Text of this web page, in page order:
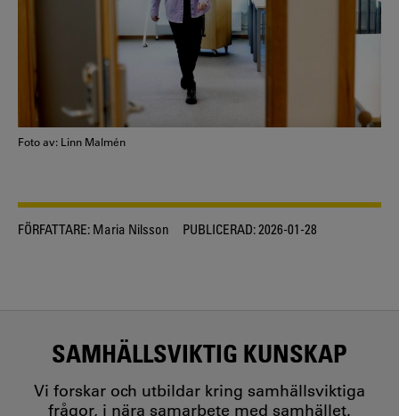
Foto av: Linn Malmén
FÖRFATTARE: Maria Nilsson PUBLICERAD:2026-01-28
SAMHÄLLSVIKTIG KUNSKAP
Vi forskar och utbildar kring samhällsviktiga
frågor, i nära samarbete med samhället.